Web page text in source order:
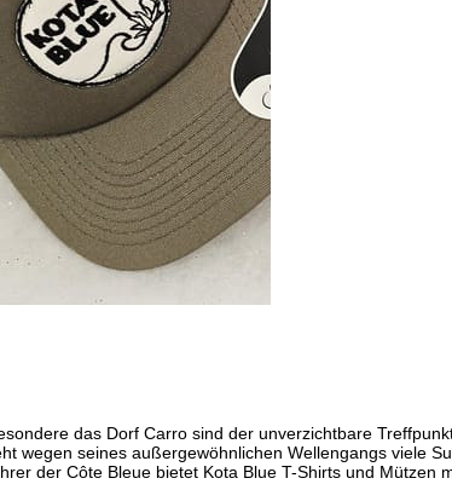
das Dorf Carro sind der unverzichtbare
wegen seines außergewöhnlichen Wellengangs viele
der Côte Bleue bietet Kota Blue T-Shirts und Mützen